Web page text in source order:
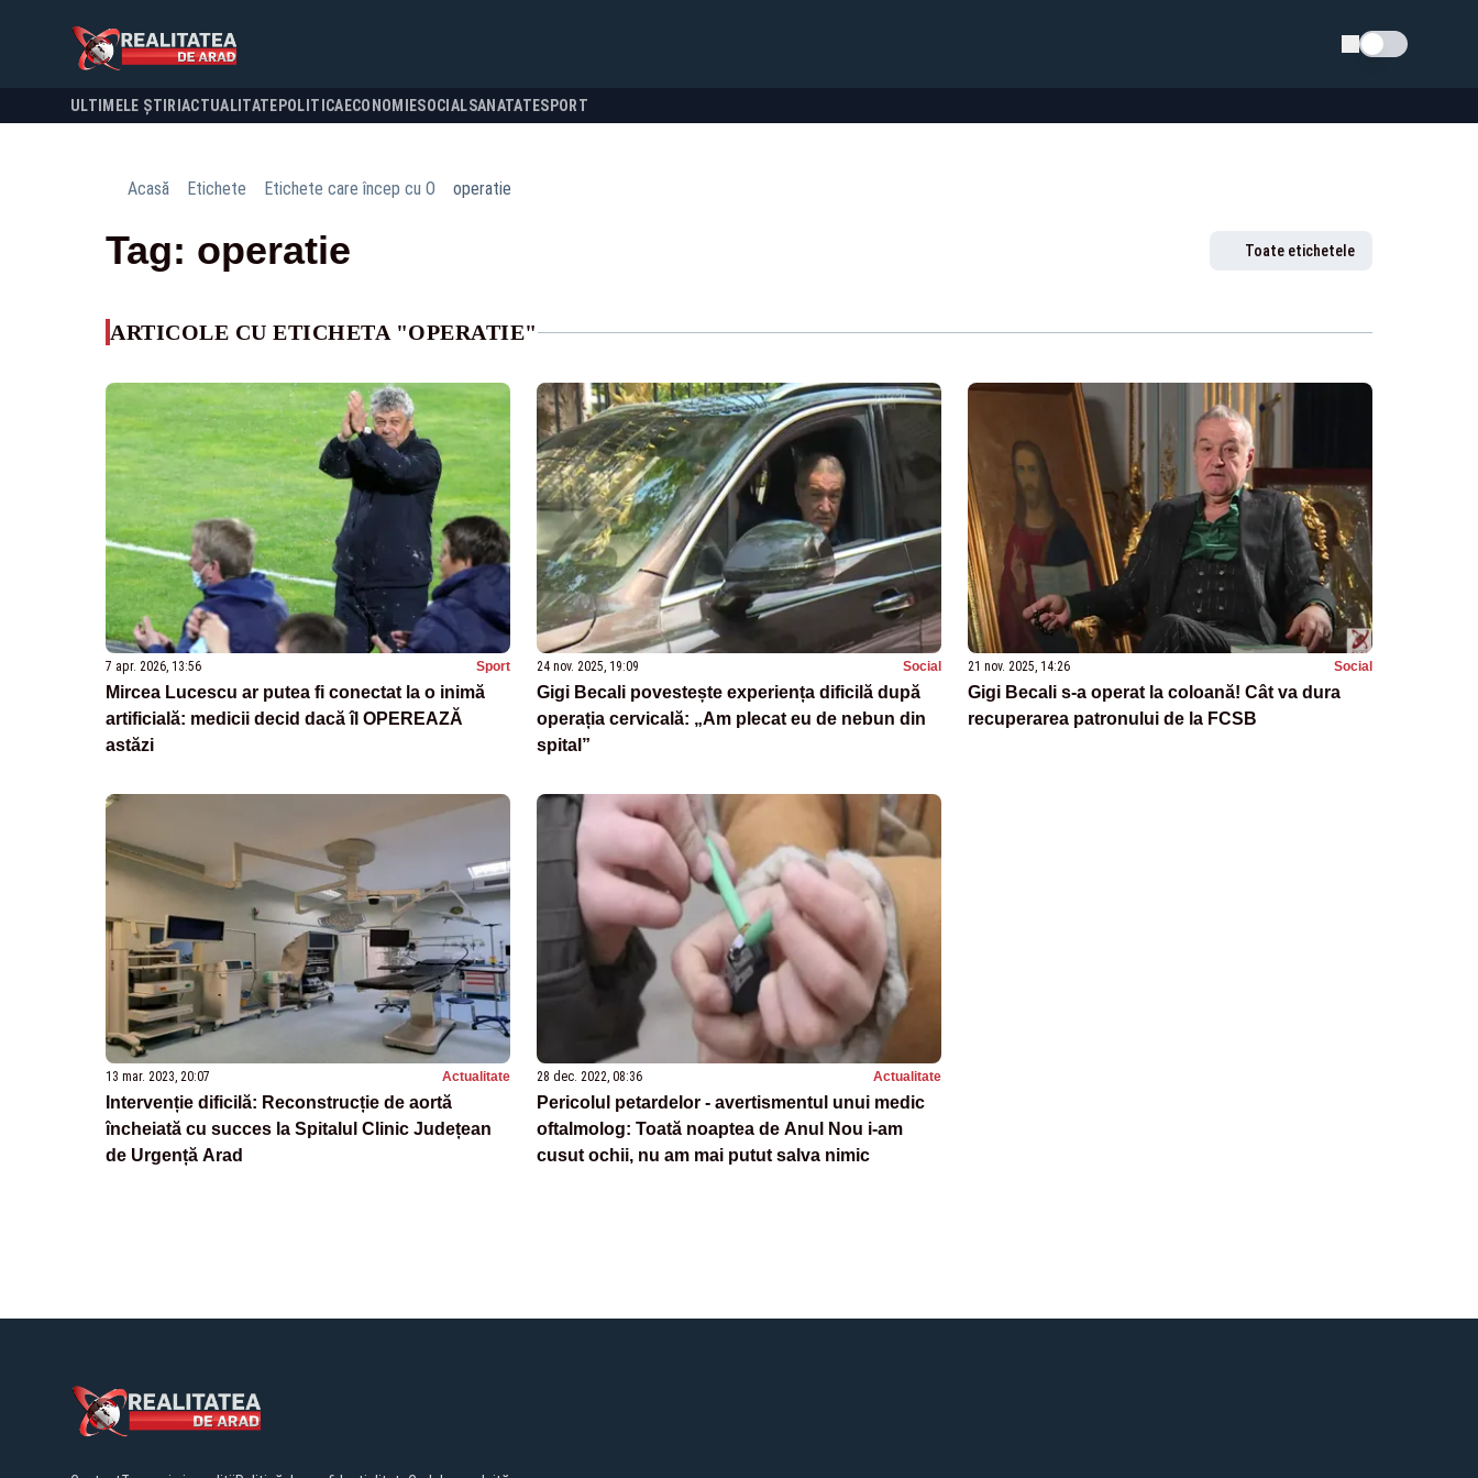
Schimba tema
ULTIMELE ȘTIRI ACTUALITATE POLITICA ECONOMIESOCIALSANATATESPORT
Acasă Etichete Etichete care încep cu O operatie
Tag: operatie Toate etichetele
ARTICOLE CU ETICHETA "OPERATIE"
7 apr. 2026, 13:56 Sport
Mircea Lucescu ar putea fi conectat la o inimă
artificială: medicii decid dacă îl OPEREAZĂ
astăzi
24 nov. 2025, 19:09 Social
Gigi Becali povestește experiența dificilă după
operația cervicală: „Am plecat eu de nebun din
spital”
21 nov. 2025, 14:26 Social
Gigi Becali s-a operat la coloană! Cât va dura
recuperarea patronului de la FCSB
13 mar. 2023, 20:07 Actualitate
Intervenție dificilă: Reconstrucție de aortă
încheiată cu succes la Spitalul Clinic Județean
de Urgență Arad
28 dec. 2022, 08:36 Actualitate
Pericolul petardelor - avertismentul unui medic
oftalmolog: Toată noaptea de Anul Nou i-am
cusut ochii, nu am mai putut salva nimic